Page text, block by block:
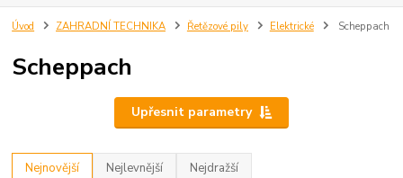
Úvod ZAHRADNÍ TECHNIKA Řetězové pily Elektrické Scheppach
Scheppach
Upřesnit parametry
Nejnovější Nejlevnější Nejdražší